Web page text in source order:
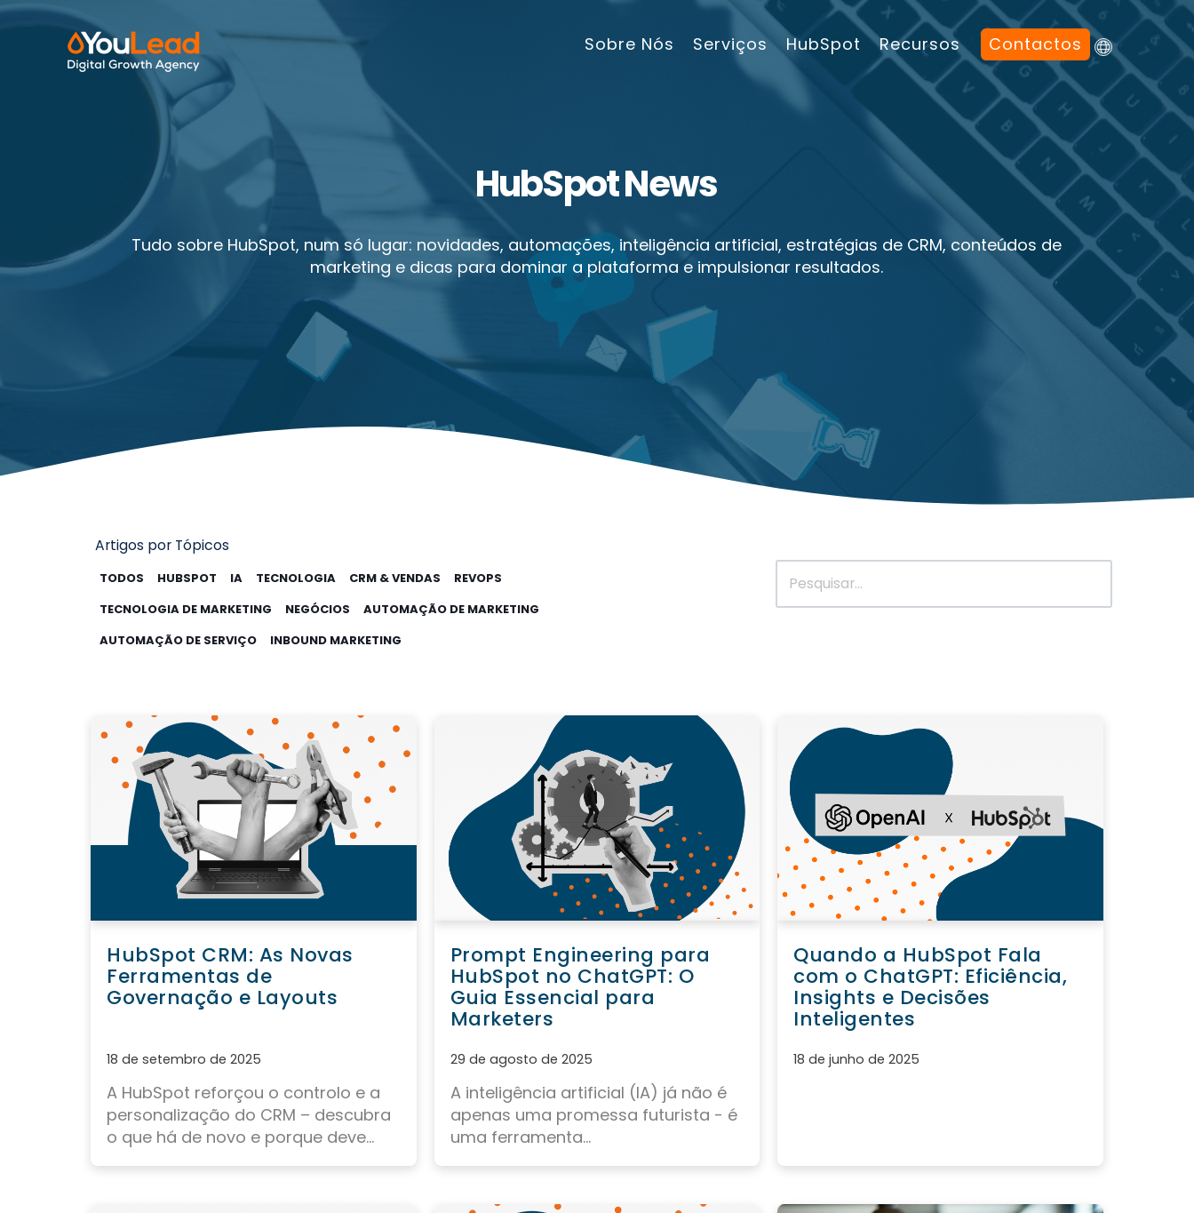
Sobre Nós Serviços HubSpot Recursos Contactos
HubSpotNews
Tudo sobre HubSpot, num só lugar: novidades, automações, inteligência artificial, estratégias de CRM, conteúdos de
marketing e dicas para dominar a plataforma e impulsionar resultados.
Artigos por Tópicos
TODOS HUBSPOT IA TECNOLOGIA CRM & VENDAS
REVOPS
TECNOLOGIA DE MARKETING
NEGÓCIOS
AUTOMAÇÃO DE MARKETING
AUTOMAÇÃO DE SERVIÇO
INBOUND MARKETING
HubSpot CRM: As Novas
Ferramentas de
Governação e Layouts
18 de setembro de 2025
A HubSpot reforçou o controlo e a
personalização do CRM – descubra
o que há de novo e porque deve...
Prompt Engineering para
HubSpot no ChatGPT: O
Guia Essencial para
Marketers
29 de agosto de 2025
A inteligência artificial (IA) já não é
apenas uma promessa futurista - é
uma ferramenta...
Quando a HubSpot Fala
com o ChatGPT: Eficiência,
Insights e Decisões
Inteligentes
18 de junho de 2025